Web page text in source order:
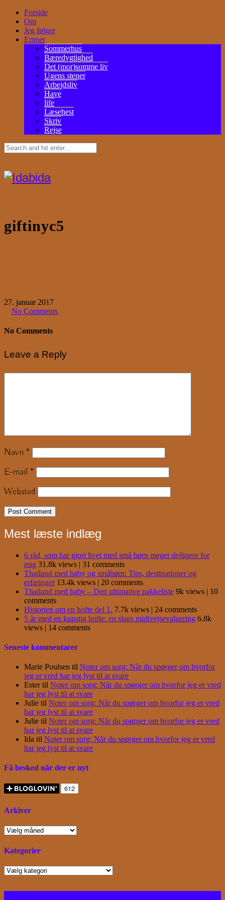
Forside
Om
Jeg følger
Emner
Sommerhus
Bæredygtighed
Det (mor)somme liv
Ugens stener
Arbejdsliv
Have
life
Læsehest
Skriv
Rejse
giftinyc5
27. januar 2017
No Comments
No Comments
Leave a Reply
Navn *
E-mail *
Websted
Mest læste indlæg
6 råd, som har gjort livet med små børn meget dejligere for
mig 31.8k views | 31 comments
Thailand med baby og småbørn: Tips, destinationer og
erfaringer 13.4k views | 20 comments
Thailand med baby – Den ultimative pakkeliste 9k views | 10
comments
Historien om en hofte del 1. 7.7k views | 24 comments
5 år med en kunstig hofte: en slags midtvejsevaluering 6.8k
views | 14 comments
Seneste kommentarer
Marie Poulsen til Noter om sorg: Når du spørger om hvorfor
jeg er vred har jeg lyst til at svare
Estertil Noter om sorg: Når du spørger om hvorfor jeg er vred
har jeg lyst til at svare
Julie til Noter om sorg: Når du spørger om hvorfor jeg er vred
har jeg lyst til at svare
Julie til Noter om sorg: Når du spørger om hvorfor jeg er vred
har jeg lyst til at svare
Ida til Noter om sorg: Når du spørger om hvorfor jeg er vred
har jeg lyst til at svare
Få besked når der er nyt
Arkiver
Arkiver
Kategorier
Kategorier